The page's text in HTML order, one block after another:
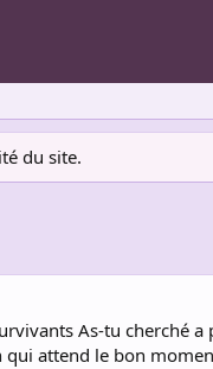
du site.
As-tu cherché
attend le bon